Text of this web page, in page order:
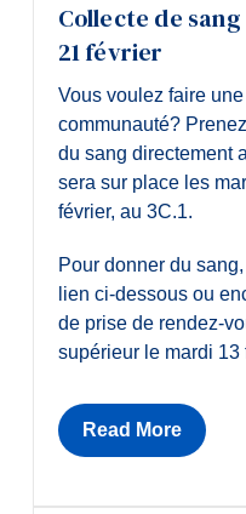
Collecte de
21 février
Vous voulez faire
communauté?
du sang directement
sera sur place les
février, au 3C.1.
Pour donner du
lien ci-dessous ou
de prise de rendez-
supérieur le mardi 13
Read More